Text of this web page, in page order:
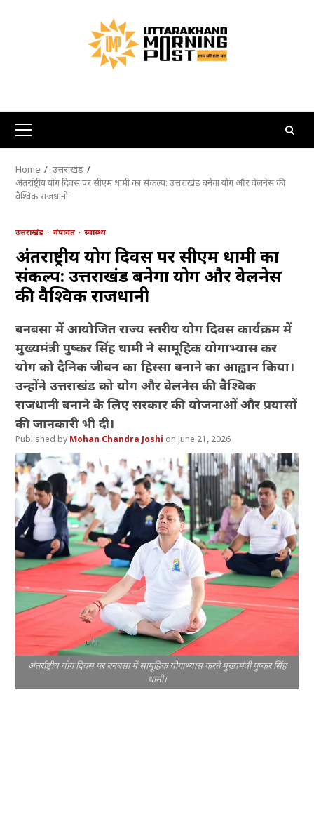
Primary
Menu
Home
उत्तराखंड
अंतर्राष्ट्रीय योग दिवस पर सीएम धामी का संकल्प: उत्तराखंड बनेगा योग और वेलनेस की
वैश्विक राजधानी
उत्तराखंड चंपावत स्वास्थ्य
अंतर्राष्ट्रीय योग दिवस पर सीएम धामी का
संकल्प: उत्तराखंड बनेगा योग और वेलनेस
की वैश्विक राजधानी
बनबसा में आयोजित राज्य स्तरीय योग दिवस कार्यक्रम में
मुख्यमंत्री पुष्कर सिंह धामी ने सामूहिक योगाभ्यास कर
योग को दैनिक जीवन का हिस्सा बनाने का आह्वान किया।
उन्होंने उत्तराखंड को योग और वेलनेस की वैश्विक
राजधानी बनाने के लिए सरकार की योजनाओं और प्रयासों
की जानकारी भी दी।
Mohan Chandra Joshi June 21, 2026
अंतर्राष्ट्रीय योग दिवस पर बनबसा में सामूहिक योगाभ्यास करते मुख्यमंत्री पुष्कर सिंह
धामी।